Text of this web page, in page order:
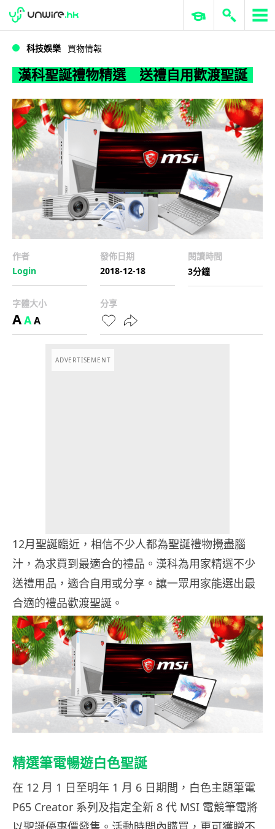
漢科聖誕禮物精選 送禮自用歡渡聖誕
WWDC 2026 ERP 與商業 AI
科技娛樂 買物情報
漢科聖誕禮物精選 送禮自用歡渡聖誕
作者
Login
發佈日期
2018-12-18
閱讀時間
3分鐘
字體大小
AAA
分享
ADVERTISEMENT
12月聖誕臨近，相信不少人都為聖誕禮物攪盡腦
汁，為求買到最適合的禮品。漢科為用家精選不少
送禮用品，適合自用或分享。讓一眾用家能選出最
合適的禮品歡渡聖誕。
精選筆電暢遊白色聖誕
在 12 月 1 日至明年 1 月 6 日期間，白色主題筆電
P65 Creator 系列及指定全新 8 代 MSI 電競筆電將